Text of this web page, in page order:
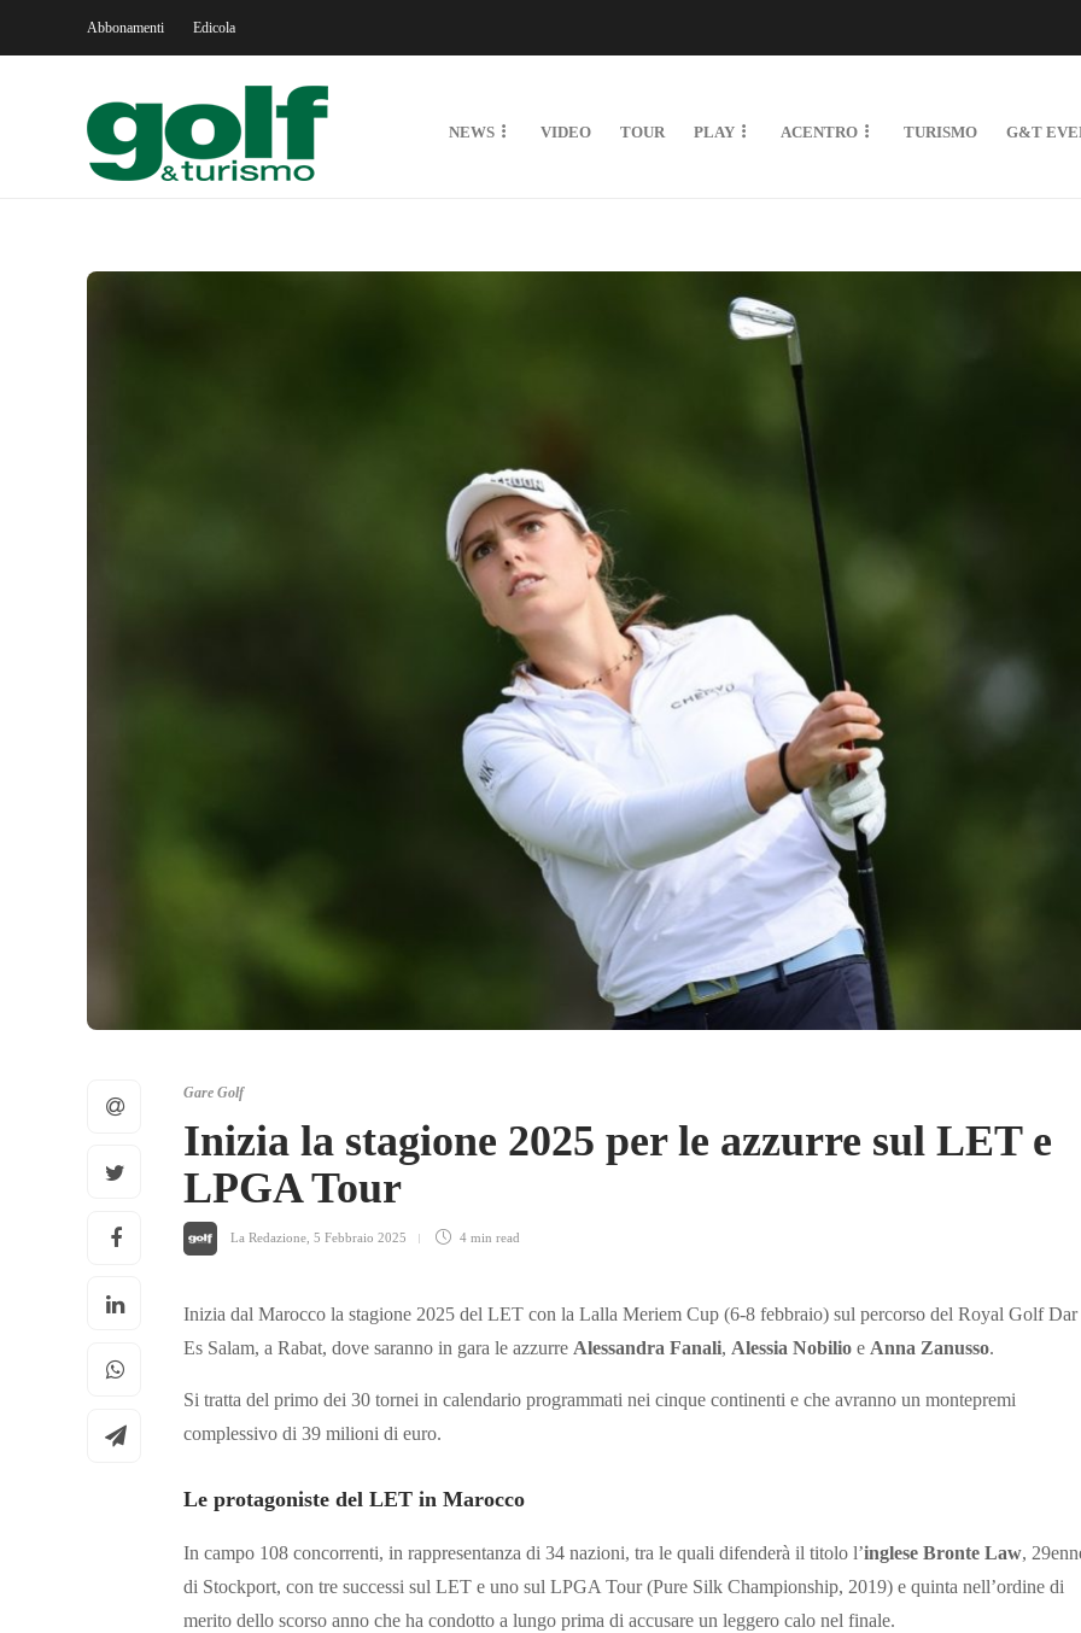
Abbonamenti Edicola
NEWS VIDEO TOUR PLAY ACENTRO TURISMO G&T
Gare Golf
Inizia la stagione 2025 per le azzurre sul LET e
LPGA Tour
La Redazione 5 Febbraio 2025 4 min read
Inizia dal Marocco la stagione 2025 del LET con la Lalla Meriem Cup (6-8 febbraio) sul percorso del Royal Golf Dar
Es Salam, a Rabat, dove saranno in gara le azzurre Alessandra Fanali, Alessia Nobilio e Anna Zanusso.
Si tratta del primo dei 30 tornei in calendario programmati nei cinque continenti e che avranno un montepremi
complessivo di 39 milioni di euro.
Le protagoniste del LET in Marocco
In campo 108 concorrenti, in rappresentanza di 34 nazioni, tra le quali difenderà il titolo l’inglese Bronte Law,
di Stockport, con tre successi sul LET e uno sul LPGA Tour (Pure Silk Championship, 2019) e quinta nell’ordine di
merito dello scorso anno che ha condotto a lungo prima di accusare un leggero calo nel finale.